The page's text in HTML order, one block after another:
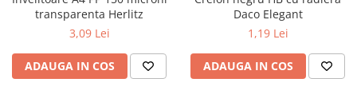
Pahare și sticle pentru scoală
Cutii pentru depozitare
Caiete școlare și hârtie
transparenta Herlitz
3,09 Lei
ADAUGA IN COS
Daco Elegant
1,19 Lei
ADAUGA IN COS